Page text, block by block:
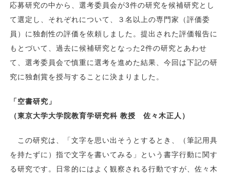
応募研究の中から、選考委員会が3件の研究を候補研究とし
て選定し、それぞれについて、３名以上の専門家（評価委
員）に独創性の評価を依頼しました。提出された評価報告に
もとづいて、過去に候補研究となった2件の研究とあわせ
て、選考委員会で慎重に選考を進めた結果、今回は下記の研
究に独創賞を授与することに決まりました。
「空書研究」
（東京大学大学院教育学研究科 教授 佐々木正人）
この研究は、「文字を思い出そうとするとき、（筆記用具
を持たずに）指で文字を書いてみる」という書字行動に関す
る研究です。日常的にはよく観察される行動ですが、佐々木